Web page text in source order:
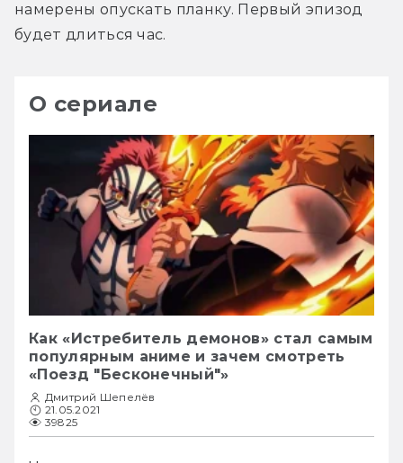
намерены опускать планку. Первый эпизод
будет длиться час.
О сериале
Как «Истребитель демонов» стал самым
популярным аниме и зачем смотреть
«Поезд "Бесконечный"»
Дмитрий Шепелёв
21.05.2021
39825